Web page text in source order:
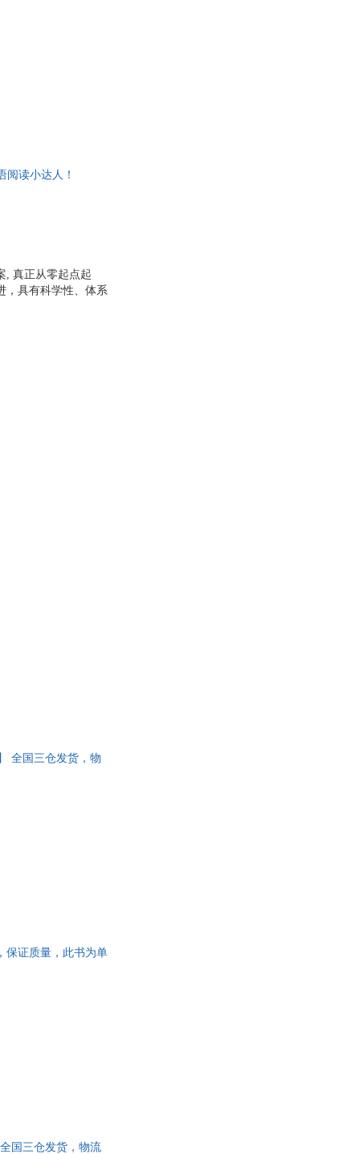
读小达人！
, 真正从零起点起
，具有科学性、体系
1-10。目标读者：
本级别共360个核
全国三仓发货，物
保证质量，此书为单
国三仓发货，物流